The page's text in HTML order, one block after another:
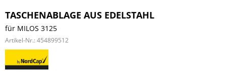
TASCHENABLAGE AUS EDELSTAHL
für MILOS 3125
Artikel-Nr.: 454899512